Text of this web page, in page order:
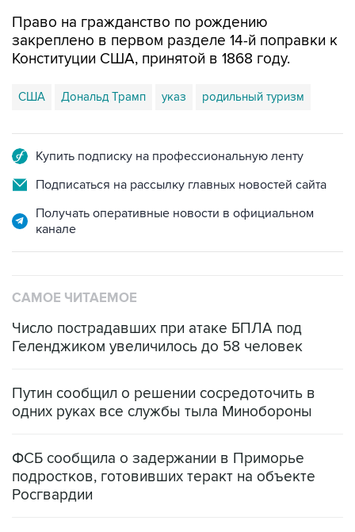
Право на гражданство по рождению
закреплено в первом разделе 14-й поправки к
Конституции США, принятой в 1868 году.
США Дональд Трамп указ родильный туризм
Купить подписку на профессиональную ленту
Подписаться на рассылку главных новостей сайта
Получать оперативные новости в официальном
канале
САМОЕ ЧИТАЕМОЕ
Число пострадавших при атаке БПЛА под
Геленджиком увеличилось до 58 человек
Путин сообщил о решении сосредоточить в
одних руках все службы тыла Минобороны
ФСБ сообщила о задержании в Приморье
подростков, готовивших теракт на объекте
Росгвардии